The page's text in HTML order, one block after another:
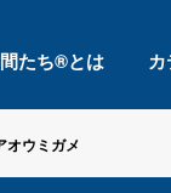
たち®とは
オウミガメ